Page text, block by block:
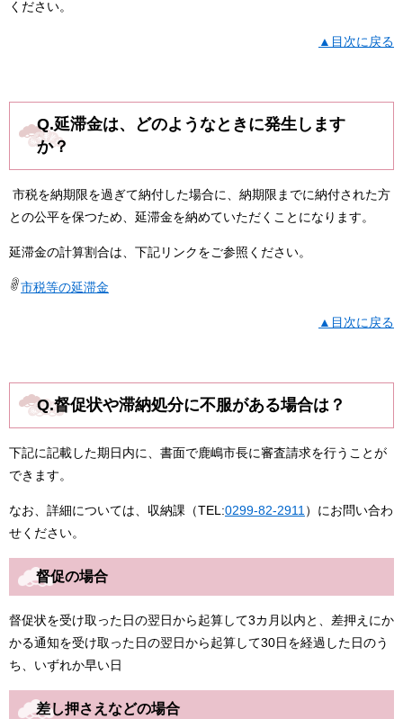
ください。​
▲目次に戻る
Q.延滞金は、どのようなときに発生します
か？
市税を納期限を過ぎて納付した場合に、納期限までに納付された方
との公平を保つため、延滞金を納めていただくことになります。
延滞金の計算割合は、下記リンクをご参照ください。
​市税等の延滞金
▲目次に戻る
Q.督促状や滞納処分に不服がある場合は？
下記に記載した期日内に、書面で鹿嶋市長に審査請求を行うことが
できます。
なお、詳細については、収納課（TEL:0299-82-2911 ）にお問い合わ
せください。
督促の場合
督促状を受け取った日の翌日から起算して3カ月以内と、差押えにか
かる通知を受け取った日の翌日から起算して30日を経過した日のう
ち、いずれか早い日
差し押さえなどの場合